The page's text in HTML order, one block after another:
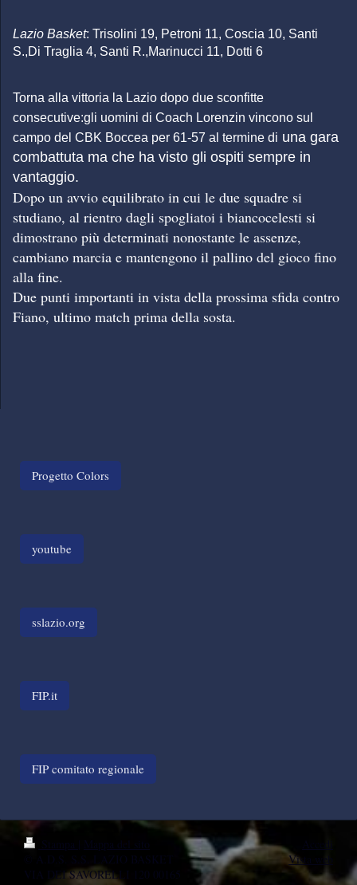
Lazio Basket: Trisolini 19, Petroni 11, Coscia 10, Santi
S.,Di Traglia 4, Santi R.,Marinucci 11, Dotti 6
Torna alla vittoria la Lazio dopo due sconfitte
consecutive:gli uomini di Coach Lorenzin vincono sul
campo del CBK Boccea per 61-57 al termine di una gara
combattuta ma che ha visto gli ospiti sempre in
vantaggio.
Dopo un avvio equilibrato in cui le due squadre si
studiano, al rientro dagli spogliatoi i biancocelesti si
dimostrano più determinati nonostante le assenze,
cambiano marcia e mantengono il pallino del gioco fino
alla fine.
Due punti importanti in vista della prossima sfida contro
Fiano, ultimo match prima della sosta.
Progetto Colors
youtube
sslazio.org
FIP.it
FIP comitato regionale
VIA DEI SAVORELLI 120 00165
Vista web